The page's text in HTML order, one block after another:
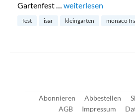
Gartenfest … „Sommerfest im
weiterlesen
fest isar kleingarten monaco
Abonnieren Abbestellen
AGB
Impressum